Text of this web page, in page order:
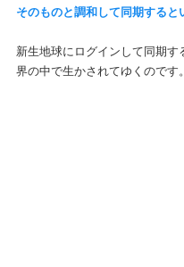
そのものと調和して同期する
新生地球にログインして同期す
界の中で生かされてゆくのです。